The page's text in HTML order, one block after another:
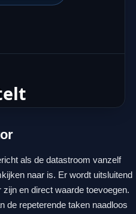
als de datastroom vanzelf
naar is. Er wordt uitsluitend
en direct waarde toevoegen.
de repeterende taken naadloos